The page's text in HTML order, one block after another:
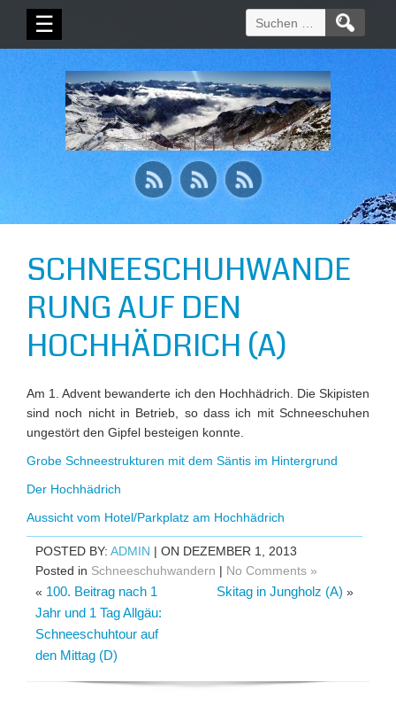
☰
Suchen
nach:
SCHNEESCHUHWANDE
RUNG AUF DEN
HOCHHÄDRICH (A)
Am 1. Advent bewanderte ich den Hochhädrich. Die Skipisten
sind noch nicht in Betrieb, so dass ich mit Schneeschuhen
ungestört den Gipfel besteigen konnte.
Grobe Schneestrukturen mit dem Säntis im Hintergrund
Der Hochhädrich
Aussicht vom Hotel/Parkplatz am Hochhädrich
POSTED BY: ADMIN | ON DEZEMBER 1, 2013
Posted in Schneeschuhwandern | No Comments »
« 100. Beitrag nach 1
Jahr und 1 Tag Allgäu:
Schneeschuhtour auf
den Mittag (D)
Skitag in Jungholz (A) »